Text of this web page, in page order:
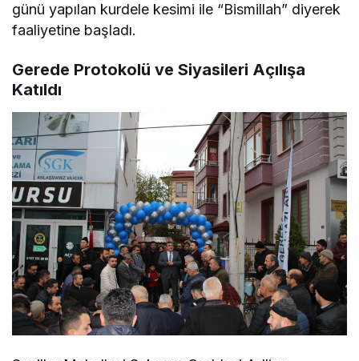
günü yapılan kurdele kesimi ile “Bismillah” diyerek
faaliyetine başladı.
Gerede Protokolü ve Siyasileri Açılışa
Katıldı